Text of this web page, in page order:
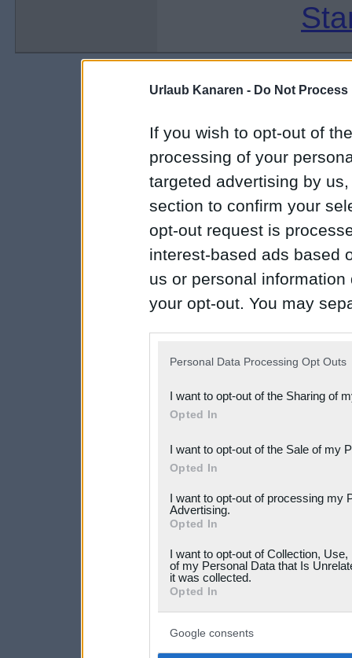
Urlaub Kanaren - Do Not
If you wish to opt-out of
processing of your
targeted advertising by
section to confirm your
opt-out request is
interest-based ads based
us or personal
your opt-out. You may
Downstream Participants
third parties.
Please note that this
services and may gather
not limited to your visit or
your data for below
consent section.
Personal Data Processing Opt Outs
I want to opt-out of the Sharing of
Opted In
I want to opt-out of the Sale of my
Opted In
I want to opt-out of processing my
Advertising.
Opted In
I want to opt-out of Collection,
of my Personal Data that Is
it was collected.
Opted In
Google consents